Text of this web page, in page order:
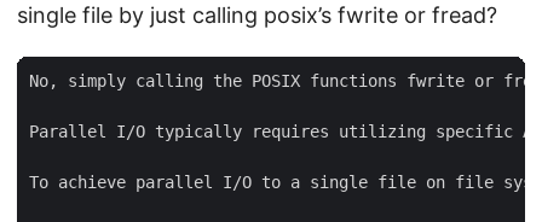
single file by just calling posix’s fwrite or fread?
No, simply calling the POSIX functions fwrite or
Parallel I/O typically requires utilizing specific APIs
To achieve parallel I/O to a single file on file